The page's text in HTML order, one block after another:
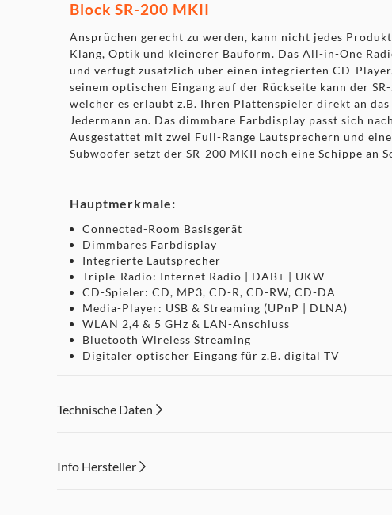
Block SR-200 MKII
Ansprüchen gerecht zu werden, kann nicht jedes
Klang, Optik und kleinerer Bauform. Das All-in-One
und verfügt zusätzlich über einen integrierten CD-
seinem optischen Eingang auf der Rückseite kann der
welcher es erlaubt z.B. Ihren Plattenspieler direkt an
Jedermann an. Das dimmbare Farbdisplay passt sich
Ausgestattet mit zwei Full-Range Lautsprechern und
Subwoofer setzt der SR-200 MKII noch eine Schippe
Hauptmerkmale:
Connected-Room Basisgerät
Dimmbares Farbdisplay
Integrierte Lautsprecher
Triple-Radio: Internet Radio | DAB+ | UKW
CD-Spieler: CD, MP3, CD-R, CD-RW, CD-DA
Media-Player: USB & Streaming (UPnP | DLNA)
WLAN 2,4 & 5 GHz & LAN-Anschluss
Bluetooth Wireless Streaming
Digitaler optischer Eingang für z.B. digital TV
Wecker- und Schlummerfunktion
Inkl. Systemfernbedienung
Technische Daten
Info Hersteller